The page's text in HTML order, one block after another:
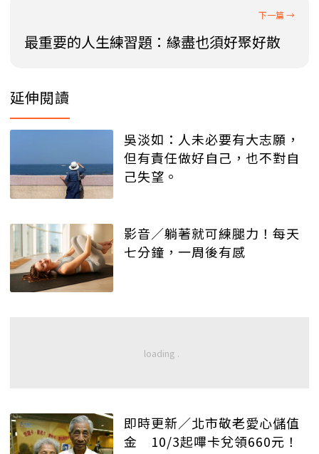
最重要的人生練習題：緣盡也須好聚好散
延伸閱讀
吳淡如：人未必要有大志願，
但有責任做好自己，也不對自
己失望。
影音／躺著就可練腿力！每天
七分鐘，一周後有感
即時更新／北市敬老愛心儲值
金 10/3起嗶卡兌領660元！